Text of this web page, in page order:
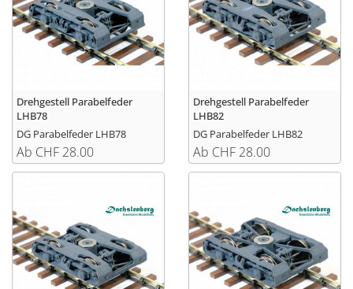
Drehgestell Parabelfeder
LHB78
DG Parabelfeder LHB78
Ab CHF 28.00
Drehgestell Parabelfeder
LHB82
DG Parabelfeder LHB82
Ab CHF 28.00